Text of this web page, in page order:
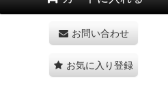
お問い合わせ
お気に入り登録